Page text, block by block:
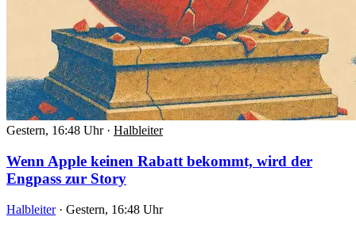
Gestern, 16:48 Uhr · Halbleiter
Wenn Apple keinen Rabatt bekommt, wird der
Engpass zur Story
Halbleiter · Gestern, 16:48 Uhr